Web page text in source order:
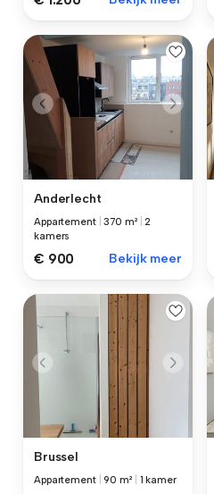
Anderlecht
Appartement |370 m² |2
kamers
€ 900 Bekijk meer
Brussel
Appartement |90 m² 1 kamer